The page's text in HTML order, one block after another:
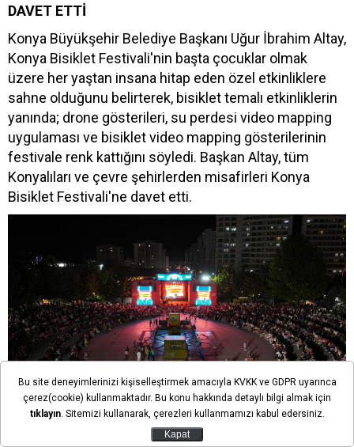
DAVET ETTİ
Konya Büyükşehir Belediye Başkanı Uğur İbrahim Altay,
Konya Bisiklet Festivali'nin başta çocuklar olmak
üzere her yaştan insana hitap eden özel etkinliklere
sahne olduğunu belirterek, bisiklet temalı etkinliklerin
yanında; drone gösterileri, su perdesi video mapping
uygulaması ve bisiklet video mapping gösterilerinin
festivale renk kattığını söyledi. Başkan Altay, tüm
Konyalıları ve çevre şehirlerden misafirleri Konya
Bisiklet Festivali'ne davet etti.
KONYALILARDAN BİSİKLET FESTİVALİNE TAM NOT
Bu site deneyimlerinizi kişiselleştirmek amacıyla KVKK ve GDPR uyarınca
çerez(cookie) kullanmaktadır. Bu konu hakkında detaylı bilgi almak için
tıklayın. Sitemizi kullanarak, çerezleri kullanmamızı kabul edersiniz.
Kapat